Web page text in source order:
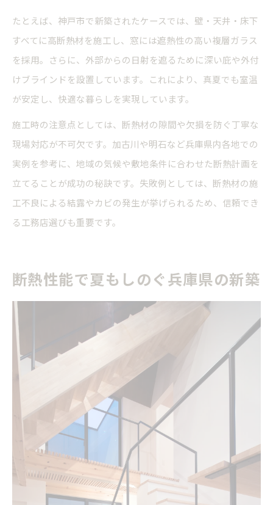
たとえば、神戸市で新築されたケースでは、壁・天井・床下
すべてに高断熱材を施工し、窓には遮熱性の高い複層ガラス
を採用。さらに、外部からの日射を遮るために深い庇や外付
けブラインドを設置しています。これにより、真夏でも室温
が安定し、快適な暮らしを実現しています。
施工時の注意点としては、断熱材の隙間や欠損を防ぐ丁寧な
現場対応が不可欠です。加古川や明石など兵庫県内各地での
実例を参考に、地域の気候や敷地条件に合わせた断熱計画を
立てることが成功の秘訣です。失敗例としては、断熱材の施
工不良による結露やカビの発生が挙げられるため、信頼でき
る工務店選びも重要です。
断熱性能で夏もしのぐ兵庫県の新築